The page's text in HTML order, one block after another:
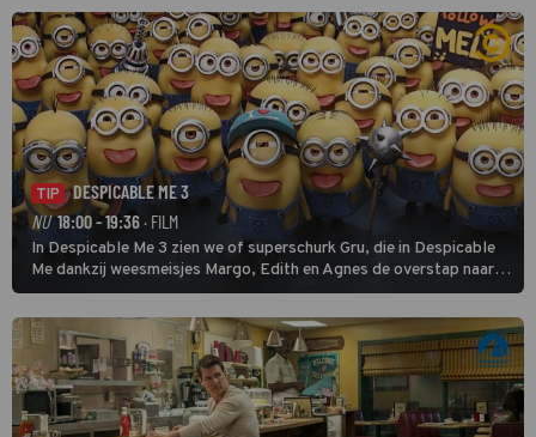
TIP
DESPICABLE ME 3
NU 18:00 - 19:36 · FILM
In Despicable Me 3 zien we of superschurk Gru, die in Despicable
Me dankzij weesmeisjes Margo, Edith en Agnes de overstap naar
het rechte pad maakte, ook op dat pad weet te blijven.